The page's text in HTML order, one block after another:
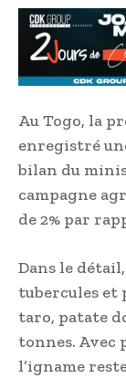
Au Togo, la
enregistré
bilan du
campagne
de 2% par
Dans le
tubercules et
taro, patate
tonnes. Avec
l’igname